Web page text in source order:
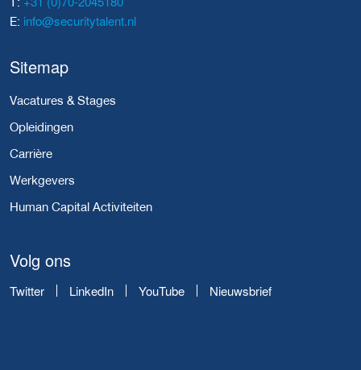
E: info@securitytalent.nl
Sitemap
Vacatures & Stages
Opleidingen
Carrière
Werkgevers
Human Capital Activiteiten
Volg ons
Twitter LinkedIn YouTube Nieuwsbrief